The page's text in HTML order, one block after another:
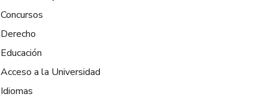
Concursos
Derecho
Educación
Acceso a la Universidad
Idiomas